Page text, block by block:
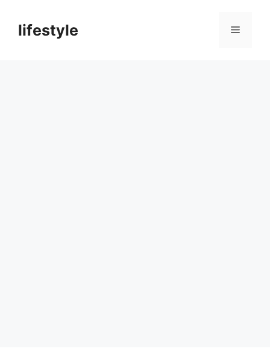
lifestyle 메